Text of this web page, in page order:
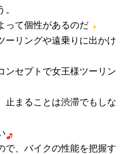
って個性があるのだ
ーリングや遠乗りに出かけ
ンセプトで女王様ツーリン
止まることは渋滞でもしな
で、バイクの性能を把握す